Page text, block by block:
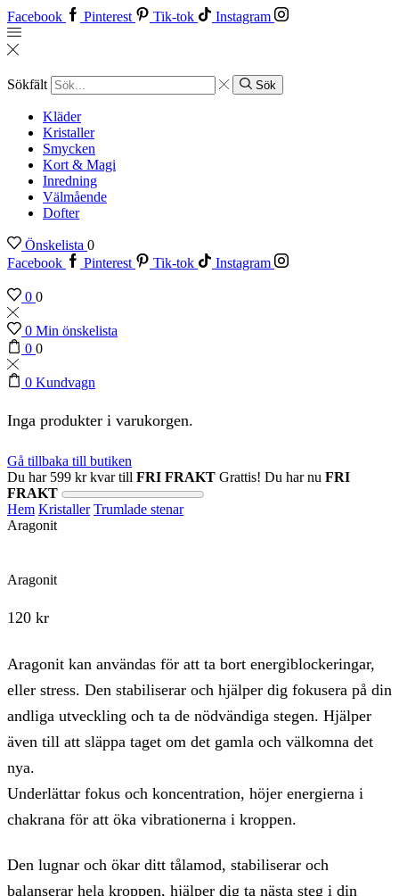
Facebook Pinterest Tik-tok Instagram
Sökfält Sök
Kläder
Kristaller
Smycken
Kort & Magi
Inredning
Välmående
Dofter
Önskelista 0
Facebook
Pinterest Tik-tok Instagram
0 0
0 Min önskelista
0 0
0 Kundvagn
Inga produkter i varukorgen.
Gå tillbaka till butiken
Du har 599 krkvar till FRI FRAKT Grattis! Du har nu FRI
FRAKT
Hem Kristaller Trumlade stenar
Aragonit
Aragonit
120 kr
Aragonit kan användas för att ta bort energiblockeringar,
eller stress. Den stabiliserar och hjälper dig fokusera på din
andliga utveckling och ta de nödvändiga stegen. Hjälper
även till att släppa taget om det gamla och välkomna det
nya.
Underlättar fokus och koncentration, höjer energierna i
chakrana för att öka vibrationerna i kroppen.
Den lugnar och ökar ditt tålamod, stabiliserar och
balanserar hela kroppen, hjälper dig ta nästa steg i din